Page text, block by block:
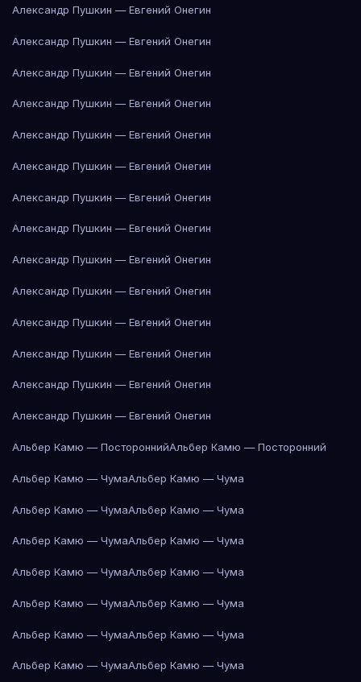
Александр Пушкин — Евгений Онегин
Александр Пушкин — Евгений Онегин
Александр Пушкин — Евгений Онегин
Александр Пушкин — Евгений Онегин
Александр Пушкин — Евгений Онегин
Александр Пушкин — Евгений Онегин
Александр Пушкин — Евгений Онегин
Александр Пушкин — Евгений Онегин
Александр Пушкин — Евгений Онегин
Александр Пушкин — Евгений Онегин
Александр Пушкин — Евгений Онегин
Александр Пушкин — Евгений Онегин
Александр Пушкин — Евгений Онегин
Александр Пушкин — Евгений Онегин
Альбер Камю — ПостороннийАльбер Камю — Посторонний
Альбер Камю — ЧумаАльбер Камю — Чума
Альбер Камю — ЧумаАльбер Камю — Чума
Альбер Камю — ЧумаАльбер Камю — Чума
Альбер Камю — ЧумаАльбер Камю — Чума
Альбер Камю — ЧумаАльбер Камю — Чума
Альбер Камю — ЧумаАльбер Камю — Чума
Альбер Камю — ЧумаАльбер Камю — Чума